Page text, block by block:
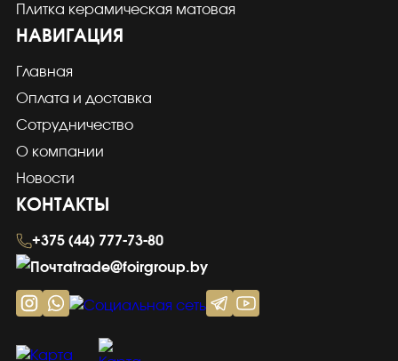
Плитка керамическая матовая
НАВИГАЦИЯ
Главная
Оплата и доставка
Сотрудничество
О компании
Новости
КОНТАКТЫ
+375 (44) 777-73-80
trade@foirgroup.by